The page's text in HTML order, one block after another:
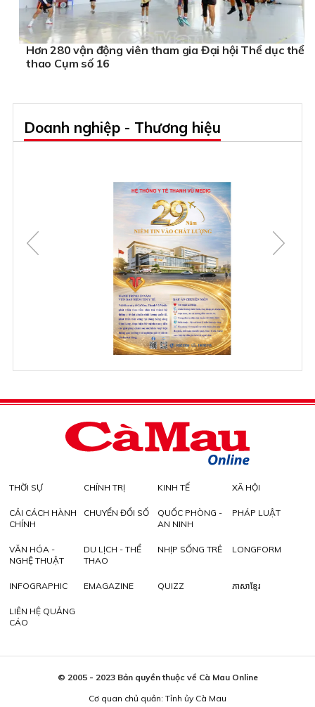
Hơn 280 vận động viên tham gia Đại hội Thể dục thể
thao Cụm số 16
Doanh nghiệp - Thương hiệu
THỜI SỰ CHÍNH TRỊ KINH TẾ XÃ HỘI
CẢI CÁCH HÀNH
CHÍNH
CHUYỂN ĐỔI SỐ
QUỐC PHÒNG -
AN NINH
PHÁP LUẬT
VĂN HÓA -
NGHỆ THUẬT
DU LỊCH - THỂ
THAO
NHỊP SỐNG TRẺ LONGFORM
INFOGRAPHIC EMAGAZINE QUIZZ ភាសាខ្មែរ
LIÊN HỆ QUẢNG
CÁO
© 2005 - 2023 Bản quyền thuộc về Cà Mau Online
Cơ quan chủ quản: Tỉnh ủy Cà Mau